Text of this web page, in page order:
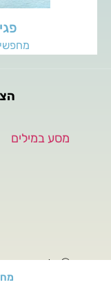
‏מסע במילים‏
Ⓒ כל הזכויות שמורות לחגית אלמקייס, מסע במילים - 2022